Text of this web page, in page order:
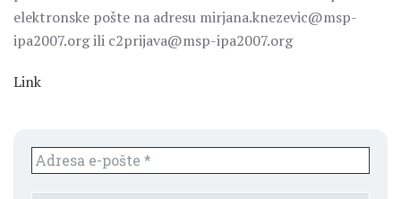
elektronske pošte na adresu mirjana.knezevic@msp-
ipa2007.org ili c2prijava@msp-ipa2007.org
Link